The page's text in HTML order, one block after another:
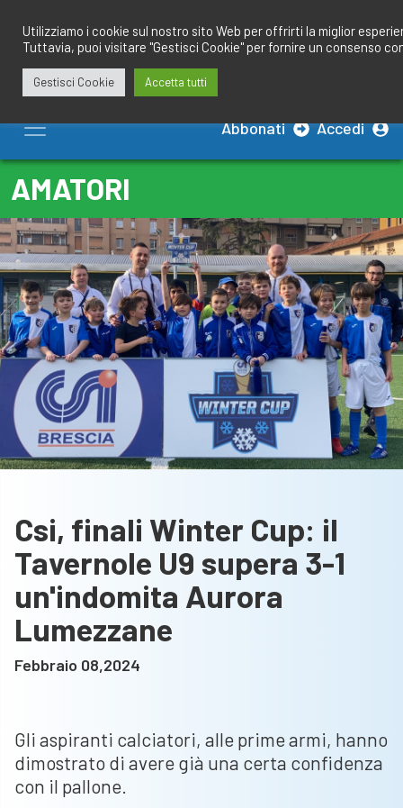
contenuto
Abbonati Accedi
AMATORI
Csi, finali Winter Cup: il
Tavernole U9 supera 3-1
un'indomita Aurora
Lumezzane
Febbraio 08,2024
Gli aspiranti calciatori, alle prime armi, hanno
dimostrato di avere già una certa confidenza
con il pallone.
Utilizziamo i cookie sul nostro sito Web per offrirti la miglior
Tuttavia, puoi visitare "Gestisci Cookie" per fornire un consenso
Gestisci Cookie Accetta tutti